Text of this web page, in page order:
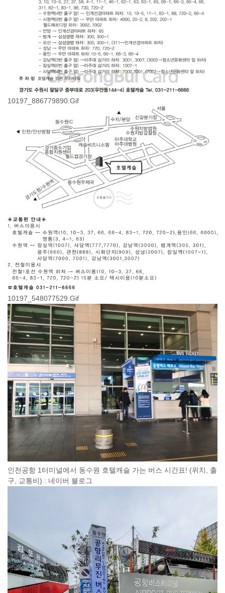
10197_886779890.Gif
10197_548077529.Gif
인천공항 1터미널에서 동수원 호텔캐슬 가는 버스 시간표! (위치, 출
구, 교통비) : 네이버 블로그